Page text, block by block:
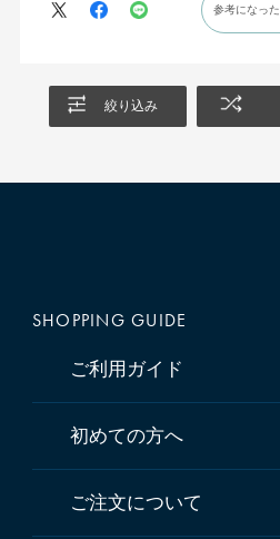
参考になった
絞り込み
SHOPPING GUIDE
ご利用ガイド
初めての方へ
ご注文について